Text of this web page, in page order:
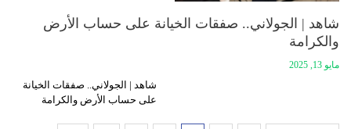
شاهد | الجولاني.. صفقات الخيانة على حساب الأرض
والكرامة
مايو 13, 2025
شاهد | الجولاني.. صفقات الخيانة
على حساب الأرض والكرامة